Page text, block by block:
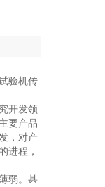
验机传
开发领
要产品
，对产
进程，
弱。甚